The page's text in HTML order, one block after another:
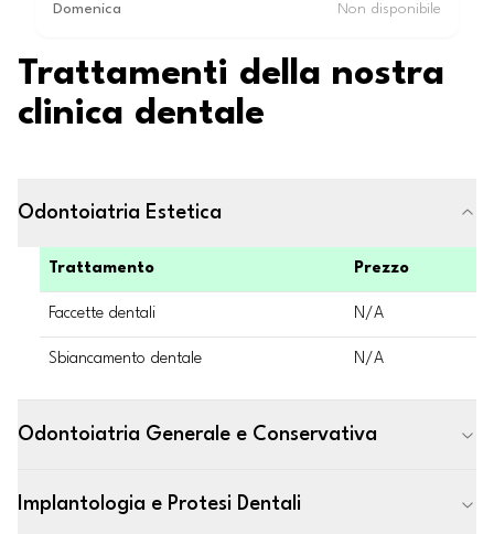
Domenica Non disponibile
Trattamenti della nostra
clinica dentale
Odontoiatria Estetica
Trattamento Prezzo
Faccette dentali N/A
Sbiancamento dentale N/A
Odontoiatria Generale e Conservativa
Implantologia e Protesi Dentali